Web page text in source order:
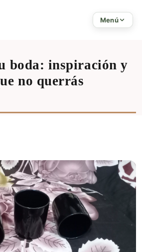
boda: inspiración y
no querrás
Menú